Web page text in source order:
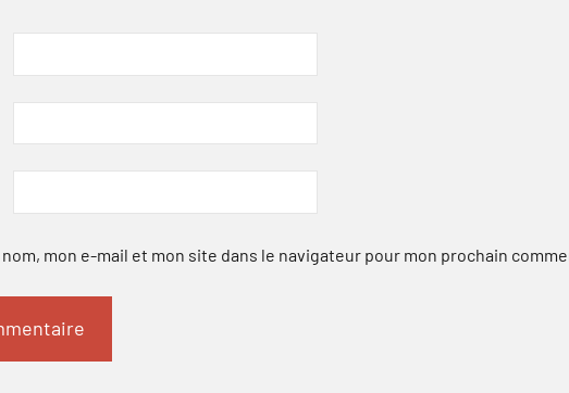
mon e-mail et mon site dans le navigateur pour mon prochain